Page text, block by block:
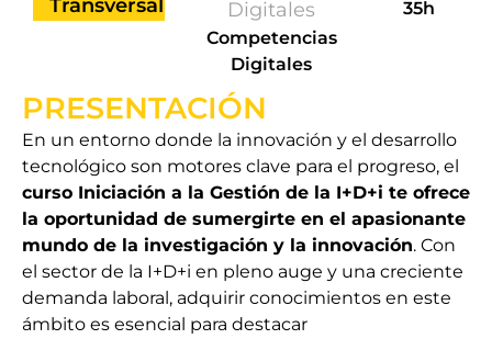
Transversal
Digitales
Competencias
Digitales
35h
PRESENTACIÓN
En un entorno donde la innovación y el desarrollo
tecnológico son motores clave para el progreso, el
curso Iniciación a la Gestión de la I+D+i te ofrece
la oportunidad de sumergirte en el apasionante
mundo de la investigación y la innovación. Con
el sector de la I+D+i en pleno auge y una creciente
demanda laboral, adquirir conocimientos en este
ámbito es esencial para destacar